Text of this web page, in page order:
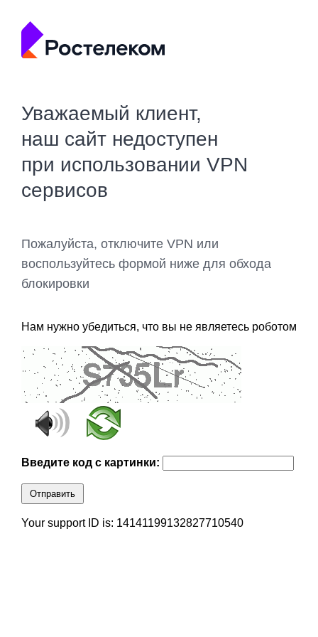
Уважаемый клиент,
наш сайт недоступен
при использовании VPN
сервисов
Пожалуйста, отключите VPN или
воспользуйтесь формой ниже для обхода
блокировки
Нам нужно убедиться, что вы не являетесь роботом
Введите код с картинки:
Отправить
Your support ID is: 14141199132827710540